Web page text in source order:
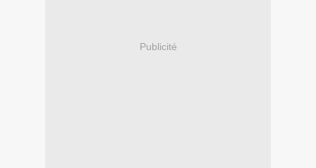
Publicité